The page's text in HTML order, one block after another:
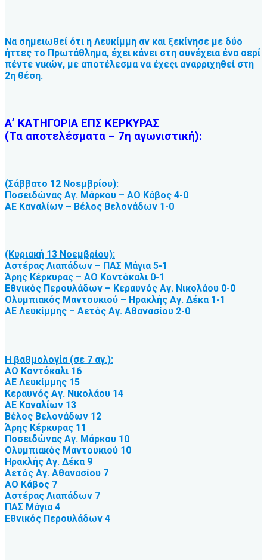
Να σημειωθεί ότι η Λευκίμμη αν και ξεκίνησε με δύο
ήττες το Πρωτάθλημα, έχει κάνει στη συνέχεια ένα σερί
πέντε νικών, με αποτέλεσμα να έχεςι αναρριχηθεί στη
2η θέση.
Α’ ΚΑΤΗΓΟΡΙΑ ΕΠΣ ΚΕΡΚΥΡΑΣ
(Τα αποτελέσματα – 7η αγωνιστική):
(Σάββατο 12 Νοεμβρίου):
Ποσειδώνας Αγ. Μάρκου – ΑΟ Κάβος 4-0
ΑΕ Καναλίων – Βέλος Βελονάδων 1-0
(Κυριακή 13 Νοεμβρίου):
Αστέρας Λιαπάδων – ΠΑΣ Μάγια 5-1
Άρης Κέρκυρας – ΑΟ Κοντόκαλι 0-1
Εθνικός Περουλάδων – Κεραυνός Αγ. Νικολάου 0-0
Ολυμπιακός Μαντουκιού – Ηρακλής Αγ. Δέκα 1-1
ΑΕ Λευκίμμης – Αετός Αγ. Αθανασίου 2-0
Η βαθμολογία (σε 7 αγ.):
ΑΟ Κοντόκαλι 16
ΑΕ Λευκίμμης 15
Κεραυνός Αγ. Νικολάου 14
ΑΕ Καναλίων 13
Βέλος Βελονάδων 12
Άρης Κέρκυρας 11
Ποσειδώνας Αγ. Μάρκου 10
Ολυμπιακός Μαντουκιού 10
Ηρακλής Αγ. Δέκα 9
Αετός Αγ. Αθανασίου 7
ΑΟ Κάβος 7
Αστέρας Λιαπάδων 7
ΠΑΣ Μάγια 4
Εθνικός Περουλάδων 4